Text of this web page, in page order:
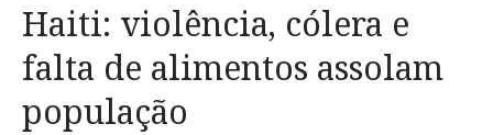
Haiti: violência, cólera e
falta de alimentos assolam
população